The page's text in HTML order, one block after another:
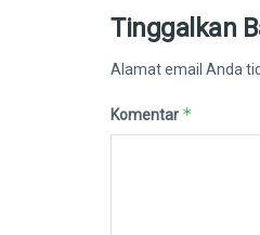
Tinggalkan
Alamat email Anda
Komentar *